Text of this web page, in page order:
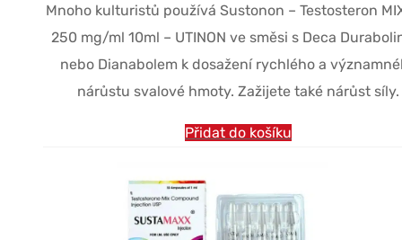
Mnoho kulturistů používá Sustonon – Testosteron
250 mg/ml 10ml – UTINON ve směsi s Deca
nebo Dianabolem k dosažení rychlého a
nárůstu svalové hmoty. Zažijete také nárůst síly.
Přidat do košíku